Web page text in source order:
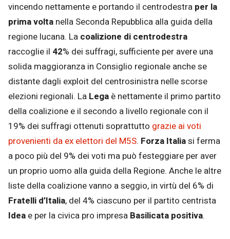
vincendo nettamente e portando il centrodestra per la
prima volta nella Seconda Repubblica alla guida della
regione lucana. La coalizione di centrodestra
raccoglie il 42% dei suffragi, sufficiente per avere una
solida maggioranza in Consiglio regionale anche se
distante dagli exploit del centrosinistra nelle scorse
elezioni regionali. La Lega è nettamente il primo partito
della coalizione e il secondo a livello regionale con il
19% dei suffragi ottenuti soprattutto grazie ai voti
provenienti da ex elettori del M5S. Forza Italiasi ferma
a poco più del 9% dei voti ma può festeggiare per aver
un proprio uomo alla guida della Regione. Anche le altre
liste della coalizione vanno a seggio, in virtù del 6% di
Fratelli d’Italia, del 4% ciascuno per il partito centrista
Idea e per la civica pro impresa Basilicata positiva.